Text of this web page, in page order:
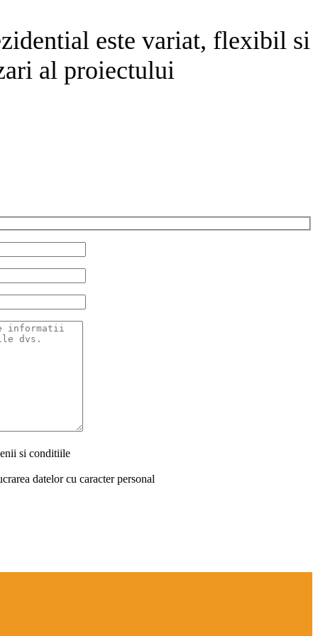
este variat, flexibil si
al proiectului
si conditiile
datelor cu caracter personal